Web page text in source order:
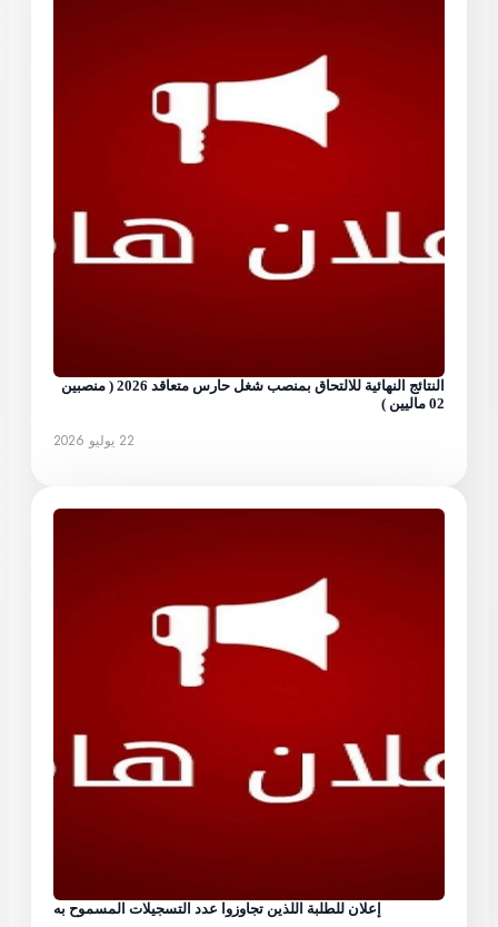
النتائج النهائية للالتحاق بمنصب شغل حارس متعاقد 2026 ( منصبين
02 ماليين )
22 يوليو 2026
إعلان للطلبة اللذين تجاوزوا عدد التسجيلات المسموح به